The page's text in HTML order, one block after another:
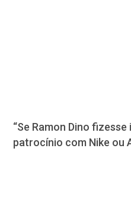
“Se Ramon Dino
patrocínio com Nike ou